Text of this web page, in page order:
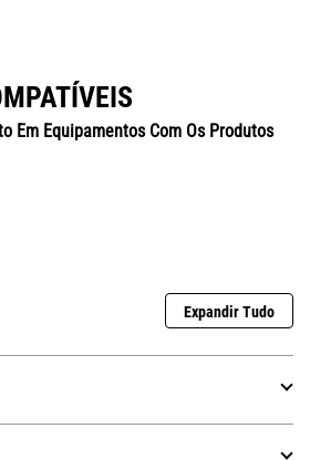
Em Equipamentos Com Os Produtos
Expandir Tudo